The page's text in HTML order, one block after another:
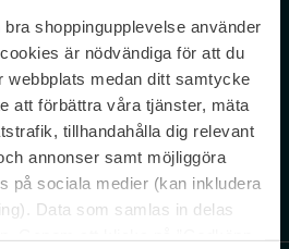
shoppingupplevelse använder
är nödvändiga för att du
webbplats medan ditt samtycke
att förbättra våra tjänster, mäta
tillhandahålla dig relevant
annonser samt möjliggöra
på sociala medier (kan inkludera
Data som samlas in delas
newsletter.
du vår Integritetspolicy. Avprenumerera